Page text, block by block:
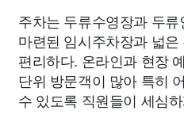
주차는 두류수영장과 두
마련된 임시주차장과 넓
편리하다. 온라인과 현장
단위 방문객이 많아 특히
수 있도록 직원들이 세심